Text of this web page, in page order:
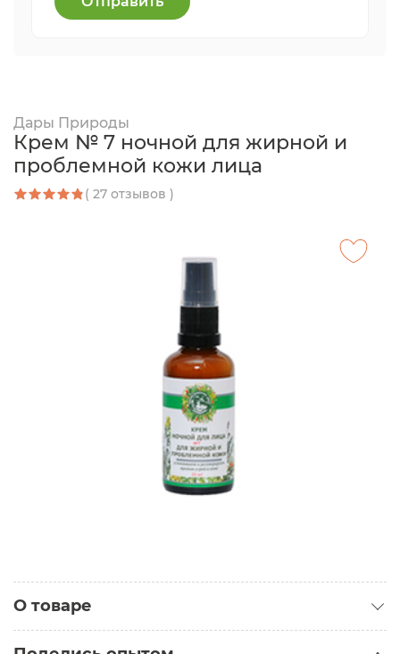
Дары Природы
Крем № 7 ночной для жирной и
проблемной кожи лица
( 27 отзывов )
О товаре